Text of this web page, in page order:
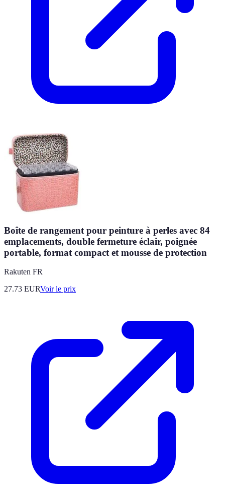
Boîte de rangement pour peinture à perles avec 84
emplacements, double fermeture éclair, poignée
portable, format compact et mousse de protection
Rakuten FR
27.73 EURVoir le prix